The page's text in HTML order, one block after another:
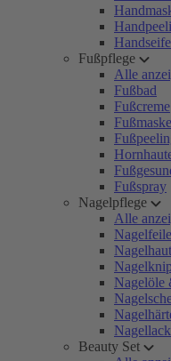
Handseife
Fußpflege
Alle
Fußbad
Fußcreme
Fußmaske
Fußspray
Nagelpflege
Alle
Nagelöle
Nagellack
Beauty Set